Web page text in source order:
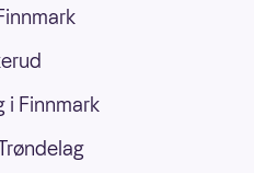
i Finnmark